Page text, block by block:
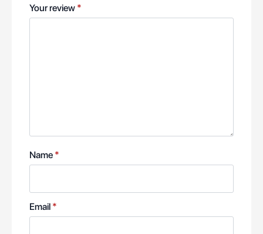
Your review *
Name *
Email *